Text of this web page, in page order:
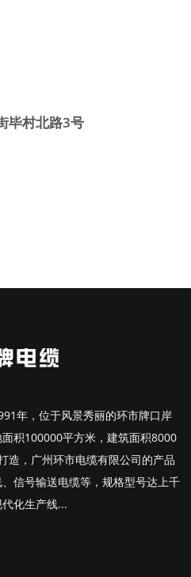
毕村北路3号
年，位于风景秀丽的环市牌口岸
面积100000平方米，建筑面积8000
造，广州环市电缆有限公司的产品
信号输送电缆等，规格型号达上千
化生产线...